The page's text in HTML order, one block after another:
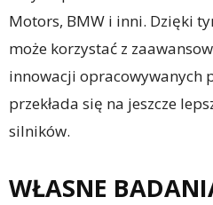
Motors, BMW i inni. Dzięki
może korzystać z
innowacji opracowywanych
przekłada się na jeszcze
silników.
WŁASNE